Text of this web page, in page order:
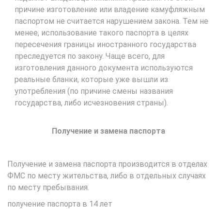
причине изготовление или владение камуфляжным
паспортом не считается нарушением закона. Тем не
менее, использование такого паспорта в целях
пересечения границы иностранного государства
преследуется по закону. Чаще всего, для
изготовления данного документа используются
реальные бланки, которые уже вышли из
употребления (по причине смены названия
государства, либо исчезновения страны).
Получение и замена паспорта
Получение и замена паспорта производится в отделах
ФМС по месту жительства, либо в отдельных случаях
по месту пребывания.
получение паспорта в 14 лет